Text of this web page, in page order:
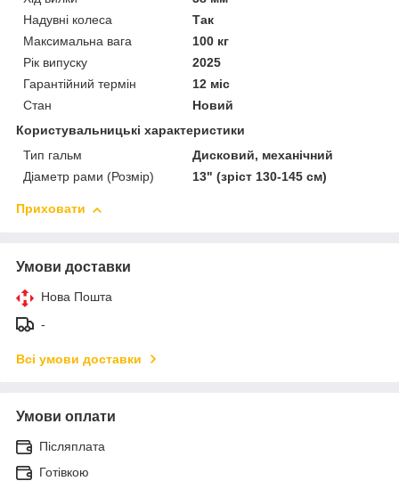
Надувні колеса
Так
Максимальна вага
100 кг
Рік випуску
2025
Гарантійний термін
12 міс
Стан
Новий
Користувальницькі характеристики
Тип гальм
Дисковий, механічний
Діаметр рами (Розмір)
13" (зріст 130-145 см)
Приховати
Умови доставки
Нова Пошта
-
Всі умови доставки
Умови оплати
Післяплата
Готівкою